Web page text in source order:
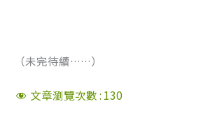
（未完待續……）
文章瀏覽次數 : 130